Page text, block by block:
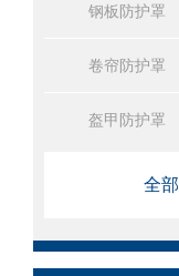
钢板防护罩
卷帘防护罩
盔甲防护罩
全